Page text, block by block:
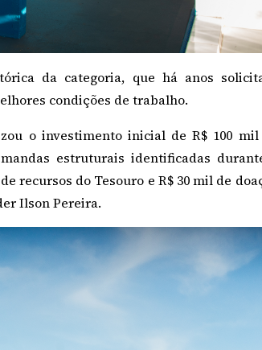
da categoria, que há anos
condições de trabalho.
o investimento inicial de R$ 100
estruturais identificadas
recursos do Tesouro e R$ 30 mil de
Ilson Pereira.